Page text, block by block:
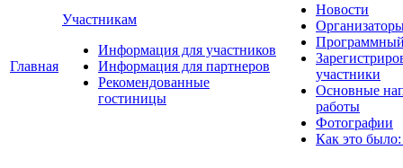
Главная
Участникам
Информация для участников
Информация для партнеров
Рекомендованные
гостиницы
Новости
участники
Основные
работы
Фотографии
Как это